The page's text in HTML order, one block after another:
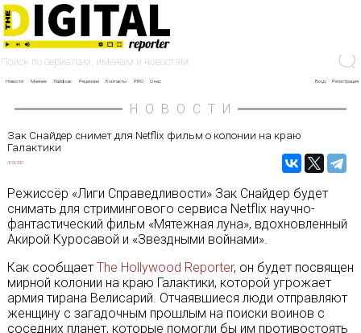
Новости Мнение Лайфхак Рецензии Контакты PRO О нас Вход Регистрация
НОВОСТИ
Зак Снайдер снимет для Netflix фильм о колонии на краю
Галактики
07/07/2021
Режиссёр «Лиги Справедливости» Зак Снайдер будет
снимать для стримингового сервиса Netflix научно-
фантастический фильм «Мятежная луна», вдохновленный
Акирой Куросавой и «Звездными войнами».
Как сообщает The Hollywood Reporter, он будет посвящен
мирной колонии на краю Галактики, которой угрожает
армия тирана Велисарий. Отчаявшиеся люди отправляют
женщину с загадочным прошлым на поиски воинов с
соседних планет, которые помогли бы им противостоять